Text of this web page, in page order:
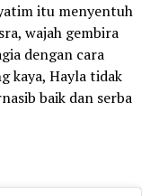
itu menyentuh
wajah gembira
dengan cara
kaya, Hayla tidak
baik dan serba